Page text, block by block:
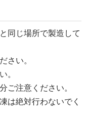
同じ場所で製造して
さい。
。
ご注意ください。
は絶対行わないでく